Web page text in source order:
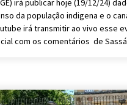
irá publicar hoje (19/12/24)
da população indigena e o
irá transmitir ao vivo esse
com os comentários de